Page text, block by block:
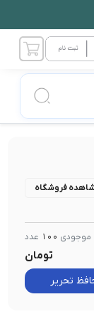
فروشگاه
موجودی 100 عدد
تومان
تحریر